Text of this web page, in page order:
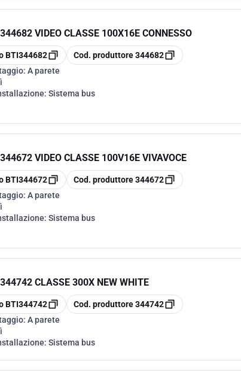
VIDEO CLASSE 100X16E CONNESSO
BTI344682 copia
Cod. produttore344682
A parete
Sistema bus
VIDEO CLASSE 100V16E VIVAVOCE
BTI344672 copia
Cod. produttore344672
A parete
Sistema bus
CLASSE 300X NEW WHITE
BTI344742 copia
Cod. produttore344742
A parete
Sistema bus